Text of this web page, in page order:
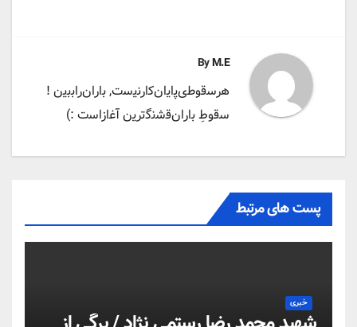
ByM.E
ه‍‌رس‍‌ق‍‌وط‍‌ی‌پ‍‌ای‍‌ان‌ک‍‌ارن‍‌ی‍‌س‍‌ت‌, ب‍‌اران‌راب‍‌ب‍‌ی‍‌ن !
س‍‌ق‍‌وطِ ب‍‌اران‌ق‍‌ش‍‌ن‍‌گ‍‌ت‍‌ری‍‌ن آغ‍‌ازاس‍‌ت :)️
پست های مرتبط
خبری